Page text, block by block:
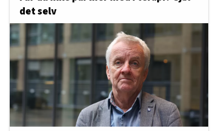
det selv